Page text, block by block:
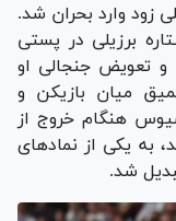
زود وارد بحران شد.
برزیلی در پستی
تعویض جنجالی او
میان بازیکن و
هنگام خروج از
به یکی از نماد‌های
شد.